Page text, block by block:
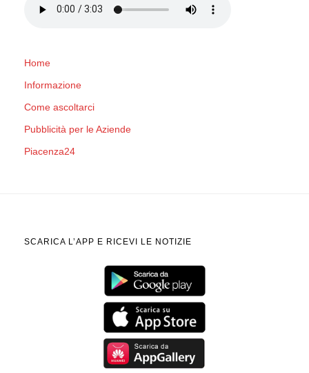
Home
Informazione
Come ascoltarci
Pubblicità per le Aziende
Piacenza24
SCARICA L’APP E RICEVI LE NOTIZIE